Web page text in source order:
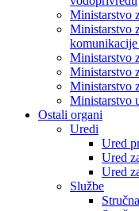
Ministarstvo
Ministarstvo
Ministarstvo
Ministarstvo
Ministarstvo
Ministarstvo
Ostali organi
Uredi
Ured
Ured
Ured
Službe